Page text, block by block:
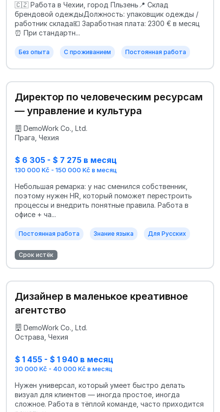
🇨🇿 Работа в Чехии, город Пльзень📍 Склад
брендовой одеждыДолжность: упаковщик одежды /
работник склада💶 Заработная плата: 2300 € в месяц
⏰ При стандартн...
Без опыта С проживанием Постоянная работа
Директор по человеческим ресурсам
— управление и культура
DemoWork Co., Ltd.
Прага, Чехия
$ 6 305 - $ 7 275 в месяц
130 000 Kč - 150 000 Kč в месяц
Небольшая ремарка: у нас сменился собственник,
поэтому нужен HR, который поможет перестроить
процессы и внедрить понятные правила. Работа в
офисе + ча...
Постоянная работа Знание языка Для Русских
Срок истёк
Дизайнер в маленькое креативное
агентство
DemoWork Co., Ltd.
Острава, Чехия
$ 1 455 - $ 1 940 в месяц
30 000 Kč - 40 000 Kč в месяц
Нужен универсал, который умеет быстро делать
визуал для клиентов — иногда простое, иногда
сложное. Работа в тёплой команде, часто приходится